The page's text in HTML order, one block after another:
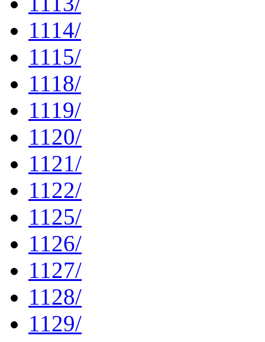
1114/
1115/
1118/
1119/
1120/
1121/
1122/
1125/
1126/
1127/
1128/
1129/